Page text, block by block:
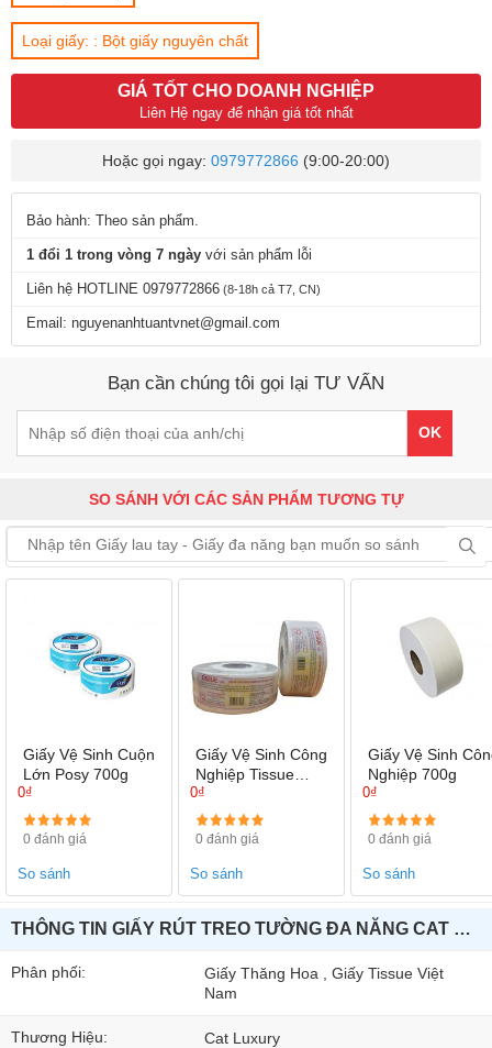
Loại giấy: : Bột giấy nguyên chất
GIÁ TỐT CHO DOANH NGHIỆP
Liên Hệ ngay để nhận giá tốt nhất
Hoặc gọi ngay: 0979772866 (9:00-20:00)
Bảo hành: Theo sản phẩm.
1 đổi 1 trong vòng 7 ngày với sản phẩm lỗi
Liên hệ HOTLINE 0979772866 (8-18h cả T7, CN)
Email: nguyenanhtuantvnet@gmail.com
Bạn cần chúng tôi gọi lại TƯ VẤN
OK
SO SÁNH VỚI CÁC SẢN PHẨM TƯƠNG TỰ
Giấy Vệ Sinh Cuộn
Lớn Posy 700g
0₫
0 đánh giá
So sánh
Giấy Vệ Sinh Công
Nghiệp Tissue
700g
0₫
0 đánh giá
So sánh
Giấy Vệ Sinh
Nghiệp 700g
0₫
0 đánh giá
So sánh
THÔNG TIN GIẤY RÚT TREO TƯỜNG ĐA NĂNG CAT XANH
Phân phối:
Giấy Thăng Hoa , Giấy Tissue Việt
Nam
Thương Hiệu: Cat Luxury